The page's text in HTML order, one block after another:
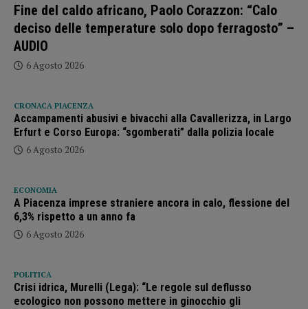
Fine del caldo africano, Paolo Corazzon: “Calo
deciso delle temperature solo dopo ferragosto” –
AUDIO
6 Agosto 2026
CRONACA PIACENZA
Accampamenti abusivi e bivacchi alla Cavallerizza, in Largo
Erfurt e Corso Europa: “sgomberati” dalla polizia locale
6 Agosto 2026
ECONOMIA
A Piacenza imprese straniere ancora in calo, flessione del
6,3% rispetto a un anno fa
6 Agosto 2026
POLITICA
Crisi idrica, Murelli (Lega): “Le regole sul deflusso
ecologico non possono mettere in ginocchio gli